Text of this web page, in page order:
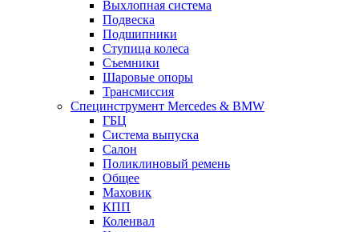
Выхлопная система
Подвеска
Подшипники
Ступица колеса
Съемники
Шаровые опоры
Трансмиссия
Специнструмент Mercedes & BMW
ГБЦ
Система выпуска
Салон
Поликлиновый ремень
Общее
Маховик
КПП
Коленвал